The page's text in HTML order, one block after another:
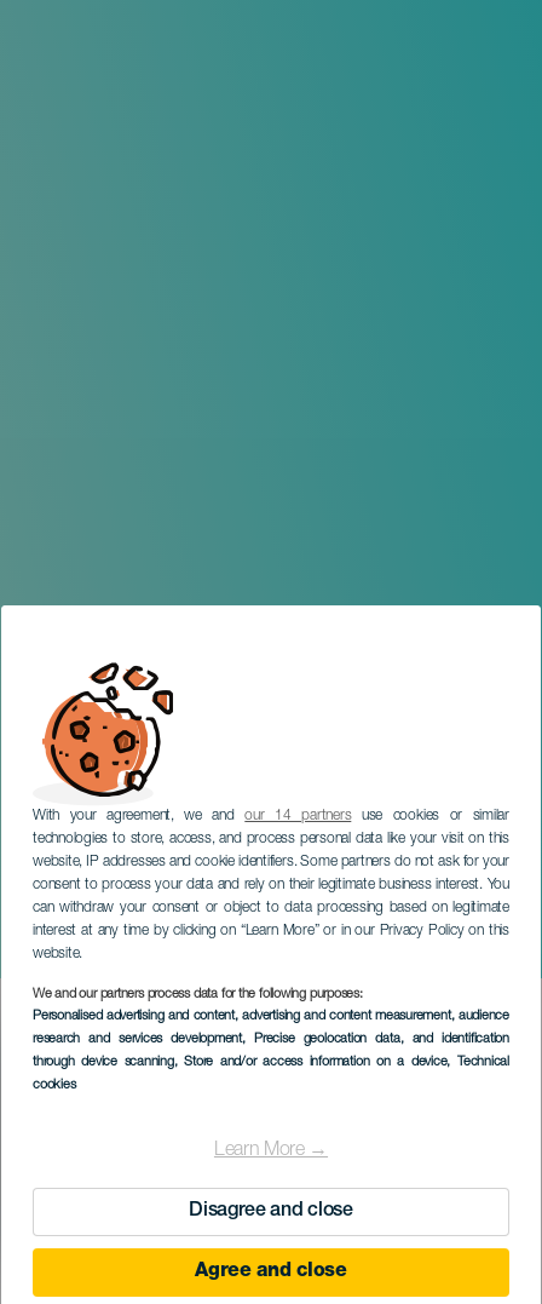
With your agreement, we andour 14 partnersuse cookies or similar
technologies to store, access, and process personal data like your visit on this
website, IP addresses and cookie identifiers. Some partners do not ask for your
consent to process your data and rely on their legitimate business interest. You
can withdraw your consent or object to data processing based on legitimate
interest at any time by clicking on “Learn More” or in our Privacy Policy on this
website.
We and our partners process data for the following purposes:
Personalised advertising and content, advertising and content measurement, audience
research and services development, Precise geolocation data, and identification
through device scanning, Store and/or access information on a device, Technical
cookies
Learn More →
Disagree and close
Agree and close
Supereroe
GRAN CANARIA
Imagen
Listado